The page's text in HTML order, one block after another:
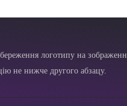
логотипу на
не нижче другого абзацу.